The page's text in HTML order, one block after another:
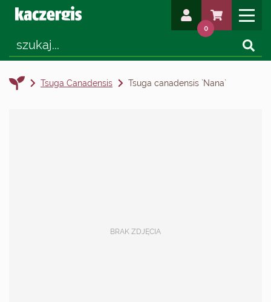
0
Tsuga Canadensis Tsuga canadensis `Nana`